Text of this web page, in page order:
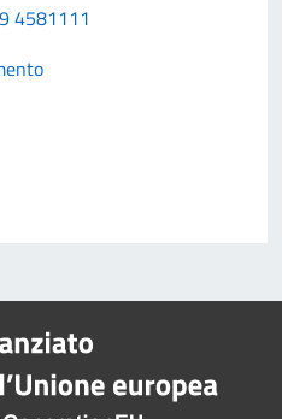
4581111